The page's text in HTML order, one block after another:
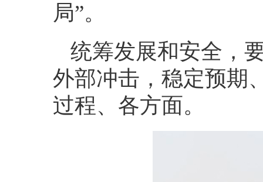
局”。
统筹发展和安全，
外部冲击，稳定预期
过程、各方面。